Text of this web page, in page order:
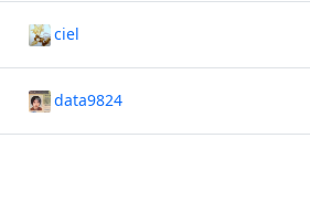
ciel
data9824